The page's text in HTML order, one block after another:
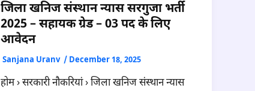
जिला खनिज संस्थान न्यास सरगुजा भर्ती
2025 – सहायक ग्रेड – 03 पद के लिए
आवेदन
Sanjana Uranv / December 18, 2025
होम › सरकारी नौकरियां › जिला खनिज संस्थान न्यास